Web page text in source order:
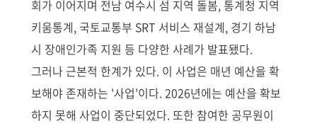
회가 이어지며 전남 여수시 섬 지역 돌봄, 통계청 지역
키움통계, 국토교통부 SRT 서비스 재설계, 경기 하남
시 장애인가족 지원 등 다양한 사례가 발표됐다.
그러나 근본적 한계가 있다. 이 사업은 매년 예산을 확
보해야 존재하는 '사업'이다. 2026년에는 예산을 확보
하지 못해 사업이 중단되었다. 또한 참여한 공무원이